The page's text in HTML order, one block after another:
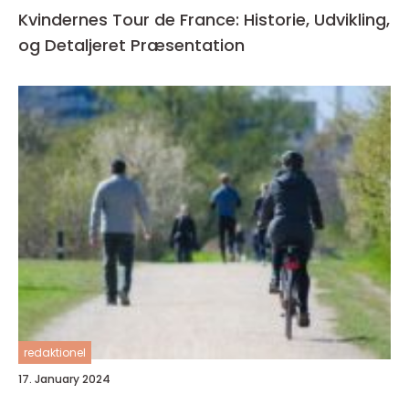
Kvindernes Tour de France: Historie, Udvikling,
og Detaljeret Præsentation
redaktionel
17. January 2024